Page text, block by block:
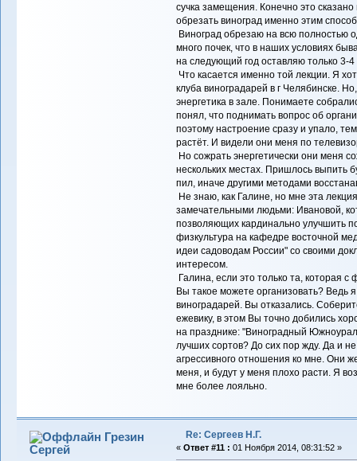
сучка замещения. Конечно это
обрезать виноград именно этим
Виноград обрезаю на всю полностью
много почек, что в наших условиях
на следующий год оставляю только 3-
Что касается именно той лекции. Я
клуба виноградарей в г Челябинске.
энергетика в зале. Понимаете
понял, что поднимать вопрос об
поэтому настроение сразу и упало,
растёт. И видели они меня по
Но сожрать энергетически они меня
нескольких местах. Пришлось выпить
пил, иначе другими методами
Не знаю, как Галине, но мне эта
замечательными людьми: Ивановой,
позволяющих кардинально улучшить
физкультура на кафедре восточной
идеи садоводам России" со своими
интересом.
Галина, если это только та, которая
Вы такое можете организовать? Ведь
виноградарей. Вы отказались.
ежевику, в этом Вы точно добились
на празднике: "Виноградный
лучших сортов? До сих пор жду. Да и
агрессивного отношения ко мне. Они
меня, и будут у меня плохо расти. Я
мне более лояльно.
Грезин
Сергей
Re: Сергеев Н.Г.
« Ответ #11 : 01 Ноября 2014, 08:31:52 »